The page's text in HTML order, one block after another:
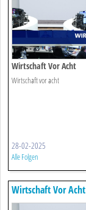
Wirtschaft Vor Acht
Wirtschaft vor acht
28-02-2025
Alle Folgen
Wirtschaft Vor Acht